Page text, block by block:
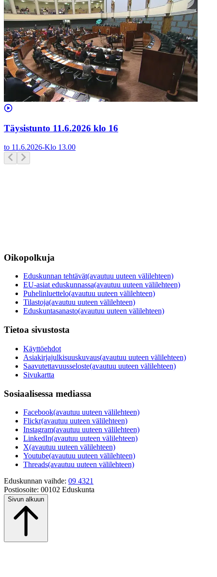
Täysistunto 11.6.2026 klo 16
to 11.6.2026-Klo 13.00
Oikopolkuja
Eduskunnan tehtävät(avautuu uuteen välilehteen)
EU-asiat eduskunnassa(avautuu uuteen välilehteen)
Puhelinluettelo(avautuu uuteen välilehteen)
Tilastoja(avautuu uuteen välilehteen)
Eduskuntasanasto(avautuu uuteen välilehteen)
Tietoa sivustosta
Käyttöehdot
Asiakirjajulkisuuskuvaus(avautuu uuteen välilehteen)
Saavutettavuusseloste(avautuu uuteen välilehteen)
Sivukartta
Sosiaalisessa mediassa
Facebook(avautuu uuteen välilehteen)
Flickr(avautuu uuteen välilehteen)
Instagram(avautuu uuteen välilehteen)
LinkedIn(avautuu uuteen välilehteen)
X(avautuu uuteen välilehteen)
Youtube(avautuu uuteen välilehteen)
Threads(avautuu uuteen välilehteen)
Eduskunnan vaihde: 09 4321
Postiosoite: 00102 Eduskunta
Sivun alkuun